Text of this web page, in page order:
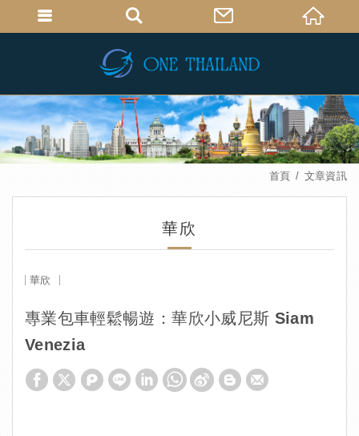
首頁 文章資訊
華欣
華欣
專業包車輕鬆暢遊：華欣小威尼斯 Siam
Venezia